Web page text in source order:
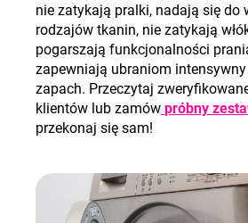
nie zatykają pralki, nadają się do
rodzajów tkanin, nie zatykają
pogarszają funkcjonalności
zapewniają ubraniom intensywny
zapach. Przeczytaj
klientów lub zamów próbny
przekonaj się sam!